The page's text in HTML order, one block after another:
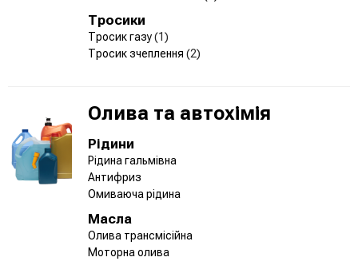
Тросики
Тросик газу(1)
Тросик зчеплення (2)
Олива та автохімія
Рідини
Рідина гальмівна
Антифриз
Омиваюча рідина
Масла
Олива трансмісійна
Моторна олива